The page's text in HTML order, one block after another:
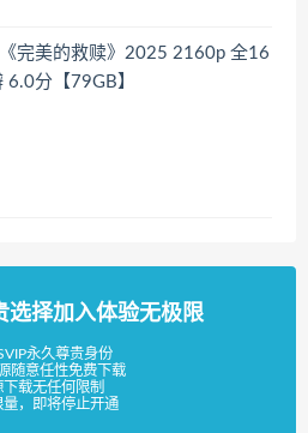
完美的救赎》2025 2160p 全16
6.0分【79GB】
选择加入体验无极限
永久尊贵身份
随意任性免费下载
下载无任何限制
量，即将停止开通